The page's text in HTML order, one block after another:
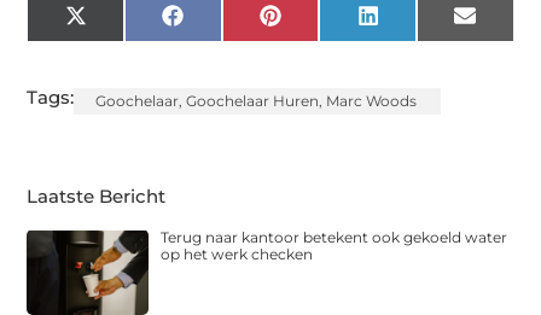
X
(Twitter)
FacebookPinterest LinkedIn Email
Tags: Goochelaar,Goochelaar Huren, Marc Woods
Laatste Bericht
Terug naar kantoor betekent ook gekoeld water
op het werk checken